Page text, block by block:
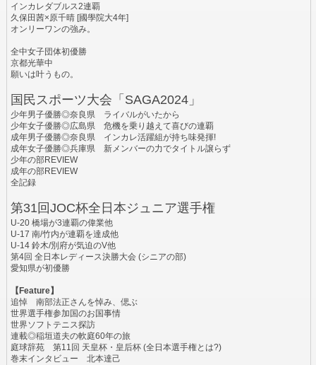
インカレダブルス2連覇
久保田茜×原千晴 [國學院大4年]
オンリーワンの強み。
全中女子団体初優勝
京都光華中
願いは叶うもの。
国民スポーツ大会「SAGA2024」
少年男子優勝◎奈良県 ライバルがいたから
少年女子優勝◎広島県 危機を乗り越えて喜びの連覇
成年男子優勝◎奈良県 インカレ活躍組が持ち味発揮!
成年女子優勝◎兵庫県 新メンバーの力でタイトル譲らず
少年の部REVIEW
成年の部REVIEW
全記録
第31回JOC杯全日本ジュニア選手権
U-20 橋場が3連覇の偉業他
U-17 南/竹内が連覇を達成他
U-14 鈴木/別府が気迫のV他
第4回 全日本レディース決勝大会 (シニアの部)
愛知県が初優勝
【Feature】
追悼 南部法正さんを悼み、偲ぶ
世界選手権参加国のお国事情
世界ソフトテニス探訪
連載◎稲垣道夫の軟庭60年の旅
庭球辞苑 第11回 天皇杯・皇后杯 (全日本選手権とは?)
巻末インタビュー 北本達己